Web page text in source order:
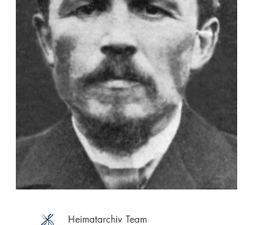
Heimatarchiv Team